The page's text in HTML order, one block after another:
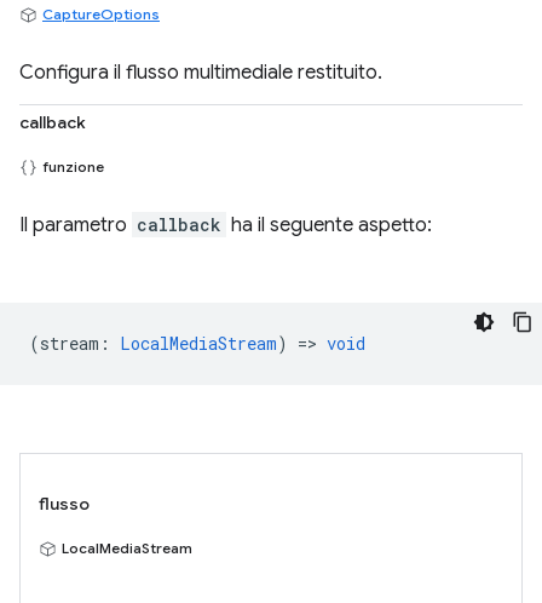
CaptureOptions
Configura il flusso multimediale restituito.
callback
funzione
Il parametro callback ha il seguente aspetto:
(stream : LocalMediaStream) => void
flusso
LocalMediaStream